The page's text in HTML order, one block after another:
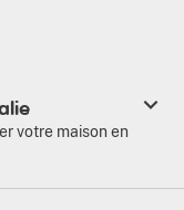
votre maison en